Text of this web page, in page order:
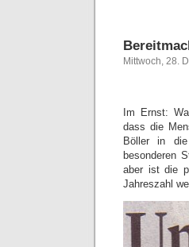
Mittwoch, 28.
Im Ernst:
dass die
Böller in
besonderen
aber ist die
Jahreszahl